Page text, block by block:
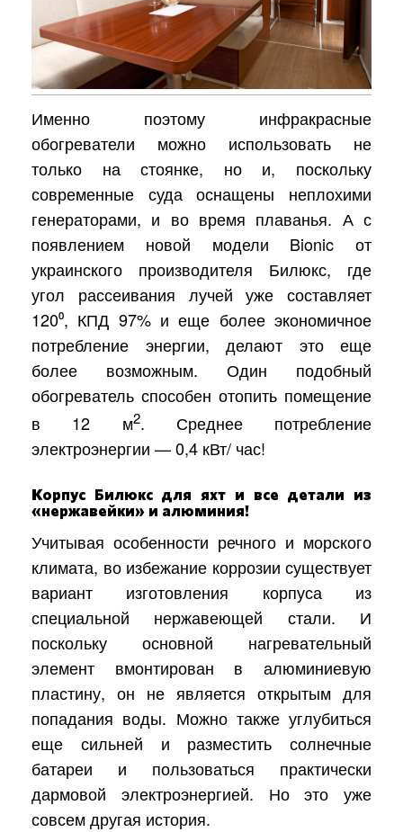
Именно поэтому инфракрасные
обогреватели можно использовать не
только на стоянке, но и, поскольку
современные суда оснащены неплохими
генераторами, и во время плаванья. А с
появлением новой модели Bionic от
украинского производителя Билюкс, где
угол рассеивания лучей уже составляет
120⁰, КПД 97% и еще более экономичное
потребление энергии, делают это еще
более возможным. Один подобный
обогреватель способен отопить помещение
в 12 м2. Среднее потребление
электроэнергии — 0,4 кВт/ час!
Корпус Билюкс для яхт и все детали из
«нержавейки» и алюминия!
Учитывая особенности речного и морского
климата, во избежание коррозии существует
вариант изготовления корпуса из
специальной нержавеющей стали. И
поскольку основной нагревательный
элемент вмонтирован в алюминиевую
пластину, он не является открытым для
попадания воды. Можно также углубиться
еще сильней и разместить солнечные
батареи и пользоваться практически
дармовой электроэнергией. Но это уже
совсем другая история.